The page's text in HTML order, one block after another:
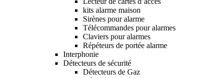
kits alarme maison
Sirènes pour alarme
Télécommandes pour alarmes
Claviers pour alarmes
Répéteurs de portée alarme
Interphonie
Détecteurs de sécurité
Détecteurs de Gaz